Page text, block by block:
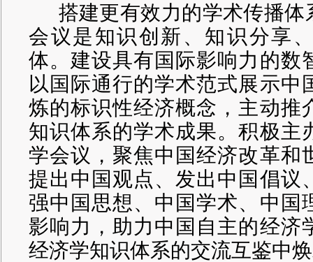
搭建更有效力的学术传播
会议是知识创新、知识分享
体。建设具有国际影响力的数
以国际通行的学术范式展示中
炼的标识性经济概念，主动推
知识体系的学术成果。积极主
学会议，聚焦中国经济改革和
提出中国观点、发出中国倡议
强中国思想、中国学术、中国
影响力，助力中国自主的经济
经济学知识体系的交流互鉴中